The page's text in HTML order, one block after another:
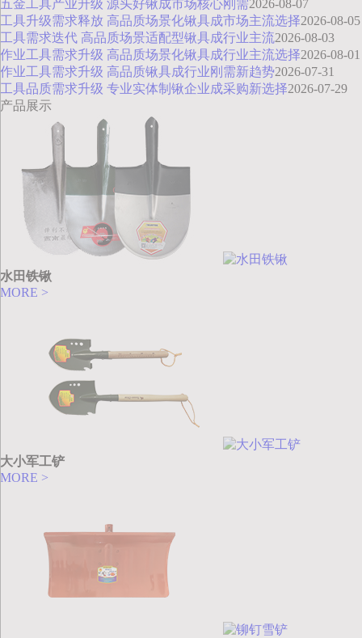
五金工具产业升级 源头好锹成市场核心刚需2026-08-07
工具升级需求释放 高品质场景化锹具成市场主流选择2026-08-05
工具需求迭代 高品质场景适配型锹具成行业主流2026-08-03
作业工具需求升级 高品质场景化锹具成行业主流选择2026-08-01
作业工具需求升级 高品质锹具成行业刚需新趋势2026-07-31
工具品质需求升级 专业实体制锹企业成采购新选择2026-07-29
产品展示
水田铁锹
MORE >
大小军工铲
MORE >